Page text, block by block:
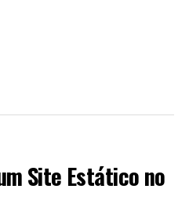
Site Estático no